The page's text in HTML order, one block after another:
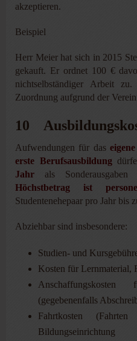
akzeptieren.
Beispiel
Herr Meier hat sich in 2015
gekauft. Er ordnet 100 €
nichtselbständiger Arbeit
Zuordnung aufgrund der
10
Aufwendungen für das
erste Berufsausbildung
Jahr als
Höchstbetrag ist
Studentenehepaar pro Jahr bis
Abziehbar sind insbesondere:
Studien- und
Kosten für Lernmaterial,
(gegebenenfalls
Fahrtkosten